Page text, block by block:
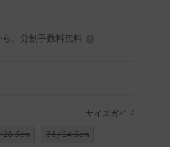
。分割手数料無料
サイズガイド
38/24.5cm